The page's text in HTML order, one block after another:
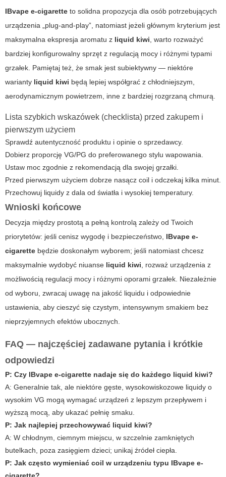
IBvape e-cigarette to solidna propozycja dla osób potrzebujących
urządzenia „plug-and-play”, natomiast jeżeli głównym kryterium jest
maksymalna ekspresja aromatu z liquid kiwi , warto rozważyć
bardziej konfigurowalny sprzęt z regulacją mocy i różnymi typami
grzałek. Pamiętaj też, że smak jest subiektywny — niektóre
warianty liquid kiwi będą lepiej współgrać z chłodniejszym,
aerodynamicznym powietrzem, inne z bardziej rozgrzaną chmurą.
Lista szybkich wskazówek (checklista) przed zakupem i
pierwszym użyciem
Sprawdź autentyczność produktu i opinie o sprzedawcy.
Dobierz proporcję VG/PG do preferowanego stylu wapowania.
Ustaw moc zgodnie z rekomendacją dla swojej grzałki.
Przed pierwszym użyciem dobrze nasącz coil i odczekaj kilka minut.
Przechowuj liquidy z dala od światła i wysokiej temperatury.
Wnioski końcowe
Decyzja między prostotą a pełną kontrolą zależy od Twoich
priorytetów: jeśli cenisz wygodę i bezpieczeństwo, IBvape e-
cigarette będzie doskonałym wyborem; jeśli natomiast chcesz
maksymalnie wydobyć niuanse liquid kiwi , rozważ urządzenia z
możliwością regulacji mocy i różnymi oporami grzałek. Niezależnie
od wyboru, zwracaj uwagę na jakość liquidu i odpowiednie
ustawienia, aby cieszyć się czystym, intensywnym smakiem bez
nieprzyjemnych efektów ubocznych.
FAQ — najczęściej zadawane pytania i krótkie
odpowiedzi
P: Czy IBvape e-cigarette nadaje się do każdego liquid kiwi?
A: Generalnie tak, ale niektóre gęste, wysokowiskozowe liquidy o
wysokim VG mogą wymagać urządzeń z lepszym przepływem i
wyższą mocą, aby ukazać pełnię smaku.
P: Jak najlepiej przechowywać liquid kiwi?
A: W chłodnym, ciemnym miejscu, w szczelnie zamkniętych
butelkach, poza zasięgiem dzieci; unikaj źródeł ciepła.
P: Jak często wymieniać coil w urządzeniu typu IBvape e-